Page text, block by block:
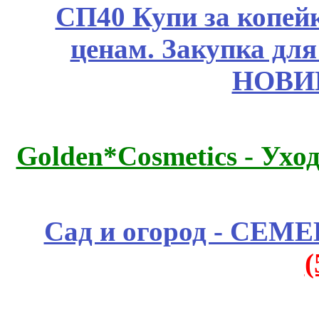
СП40 Купи за
ценам. Закупка
Golden*Cosmetics -
Сад и огород -